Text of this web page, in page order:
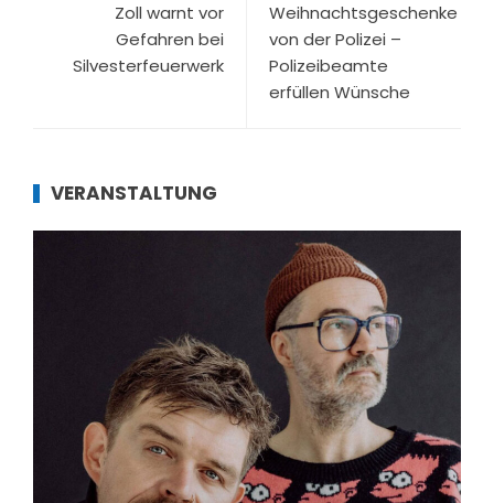
Zoll warnt vor
Gefahren bei
Silvesterfeuerwerk
Weihnachtsgeschenke
von der Polizei –
Polizeibeamte
erfüllen Wünsche
VERANSTALTUNG